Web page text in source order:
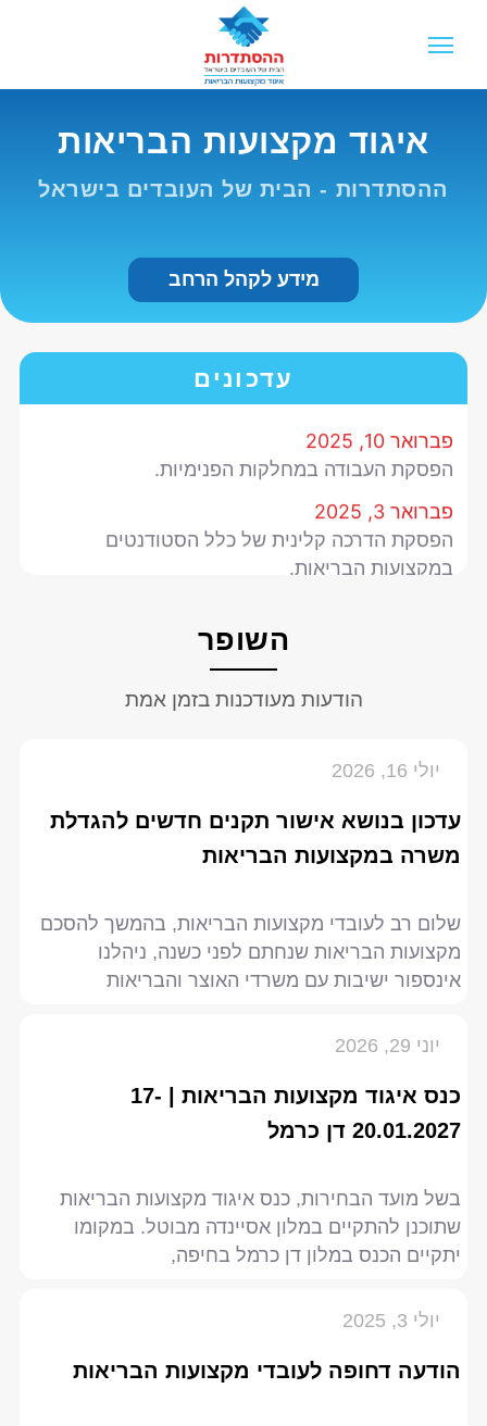
איגוד מקצועות הבריאות
ההסתדרות - הבית של העובדים בישראל
מידע לקהל הרחב
עדכונים
הפסקת העבודה במחלקות הפנימיות.
הפסקת הדרכה קלינית של כלל הסטודנטים
במקצועות הבריאות.
עמותת מקצועות הבריאות מזמינה אתכן להנות
השופר
הודעות מעודכנות בזמן אמת
עדכון בנושא אישור תקנים חדשים להגדלת
משרה במקצועות הבריאות
שלום רב לעובדי מקצועות הבריאות, בהמשך להסכם
מקצועות הבריאות שנחתם לפני כשנה, ניהלנו
אינספור ישיבות עם משרדי האוצר והבריאות
יולי 16, 2026
כנס איגוד מקצועות הבריאות | 17-
20.01.2027 דן כרמל
בשל מועד הבחירות, כנס איגוד מקצועות הבריאות
שתוכנן להתקיים במלון אסיינדה מבוטל. במקומו
יתקיים הכנס במלון דן כרמל בחיפה,
יוני 29, 2026
הודעה דחופה לעובדי מקצועות הבריאות
יולי 3, 2025